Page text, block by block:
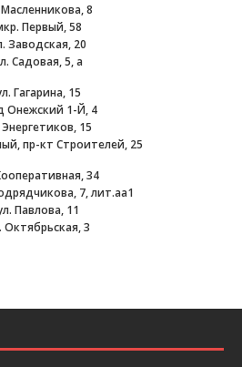
Масленникова, 8
Первый, 58
Заводская, 20
Садовая, 5, а
Гагарина, 15
Онежский 1-Й, 4
Энергетиков, 15
пр-кт Строителей, 25
34
7, лит.аа1
Павлова, 11
Октябрьская, 3